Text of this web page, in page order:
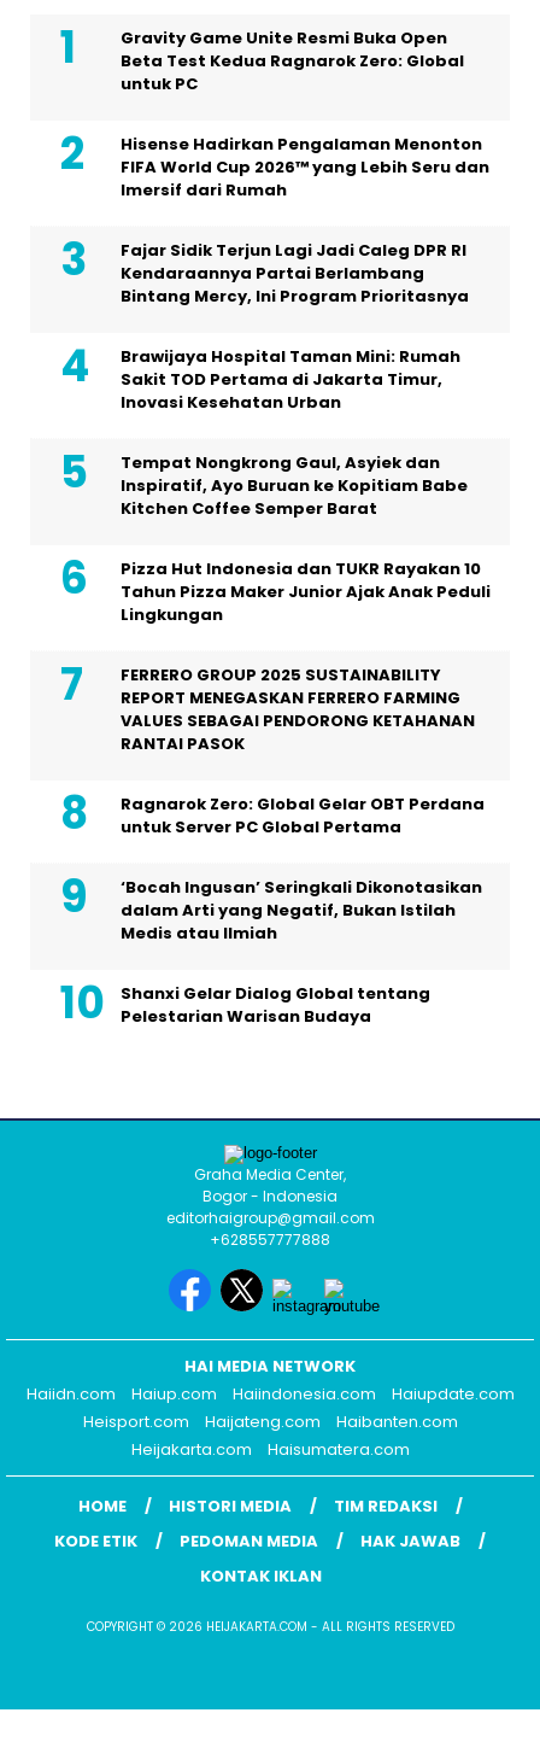
Gravity Game Unite Resmi Buka Open
Beta Test Kedua Ragnarok Zero: Global
untuk PC
Hisense Hadirkan Pengalaman Menonton
FIFA World Cup 2026™ yang Lebih Seru dan
Imersif dari Rumah
Fajar Sidik Terjun Lagi Jadi Caleg DPR RI
Kendaraannya Partai Berlambang
Bintang Mercy, Ini Program Prioritasnya
Brawijaya Hospital Taman Mini: Rumah
Sakit TOD Pertama di Jakarta Timur,
Inovasi Kesehatan Urban
Tempat Nongkrong Gaul, Asyiek dan
Inspiratif, Ayo Buruan ke Kopitiam Babe
Kitchen Coffee Semper Barat
Pizza Hut Indonesia dan TUKR Rayakan 10
Tahun Pizza Maker Junior Ajak Anak Peduli
Lingkungan
FERRERO GROUP 2025 SUSTAINABILITY
REPORT MENEGASKAN FERRERO FARMING
VALUES SEBAGAI PENDORONG KETAHANAN
RANTAI PASOK
Ragnarok Zero: Global Gelar OBT Perdana
untuk Server PC Global Pertama
‘Bocah Ingusan’ Seringkali Dikonotasikan
dalam Arti yang Negatif, Bukan Istilah
Medis atau Ilmiah
Shanxi Gelar Dialog Global tentang
Pelestarian Warisan Budaya
Graha Media Center,
Bogor - Indonesia
editorhaigroup@gmail.com
+628557777888
HAI MEDIA NETWORK
Haiidn.com
Haiup.com Haiindonesia.com
Haiupdate.com
Heisport.com
Haijateng.com
Haibanten.com
Heijakarta.com
Haisumatera.com
HOME HISTORI MEDIA
TIM REDAKSI
KODE ETIK
PEDOMAN MEDIA
HAK JAWAB
KONTAK IKLAN
COPYRIGHT © 2026 HEIJAKARTA.COM - ALL RIGHTS RESERVED